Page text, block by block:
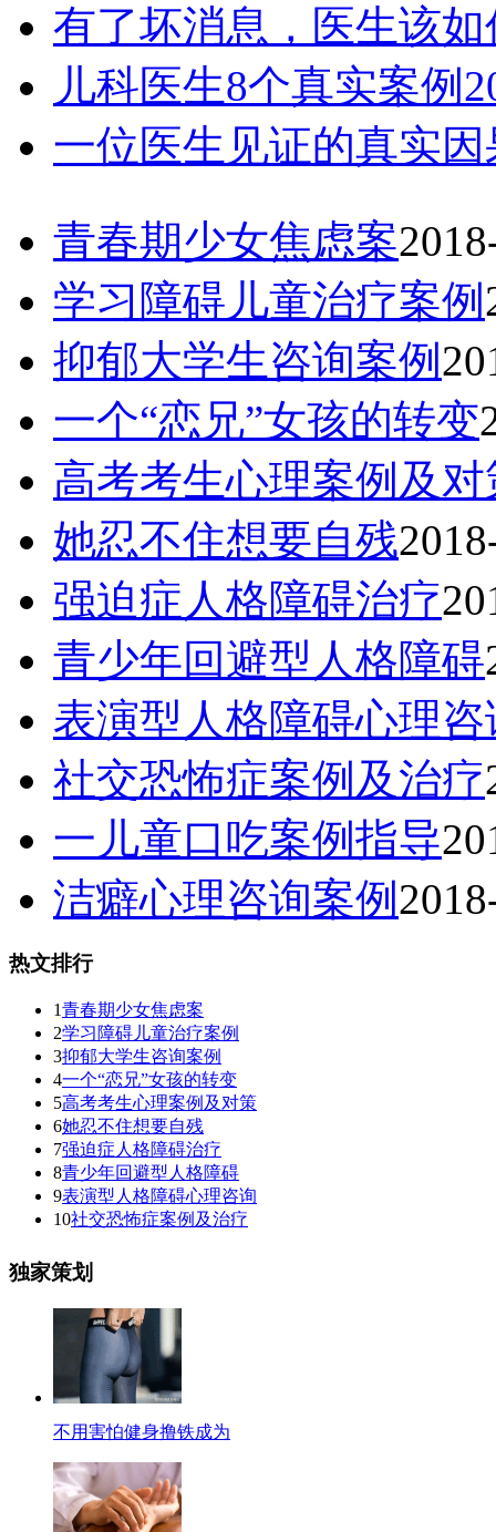
有了坏消息，医生该如
儿科医生8个真实案例
一位医生见证的真实因
青春期少女焦虑案
学习障碍儿童治疗案例
抑郁大学生咨询案例
一个“恋兄”女孩的转变
高考考生心理案例及对
她忍不住想要自残
强迫症人格障碍治疗
青少年回避型人格障碍
表演型人格障碍心理咨
社交恐怖症案例及治疗
一儿童口吃案例指导
洁癖心理咨询案例
热文排行
1青春期少女焦虑案
2学习障碍儿童治疗案例
3抑郁大学生咨询案例
4一个“恋兄”女孩的转变
5高考考生心理案例及对策
6她忍不住想要自残
7强迫症人格障碍治疗
8青少年回避型人格障碍
9表演型人格障碍心理咨询
10社交恐怖症案例及治疗
独家策划
不用害怕健身撸铁成为